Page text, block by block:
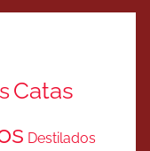
Catas
Destilados